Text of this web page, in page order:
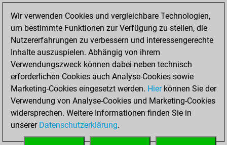
You played 1
blitz games
Play
You scored +0
=0 -1 in blitz
Sonntag, Juli 23,
2017
You played 1
slow games
Play
You scored +1
Wir verwenden Cookies und vergleichbare Technologien,
um bestimmte Funktionen zur Verfügung zu stellen, die
Nutzererfahrungen zu verbessern und interessengerechte
Inhalte auszuspielen. Abhängig von ihrem
Verwendungszweck können dabei neben technisch
erforderlichen Cookies auch Analyse-Cookies sowie
Marketing-Cookies eingesetzt werden. Hierkönnen Sie der
Verwendung von Analyse-Cookies und Marketing-Cookies
widersprechen. Weitere Informationen finden Sie in
unserer Datenschutzerklärung.